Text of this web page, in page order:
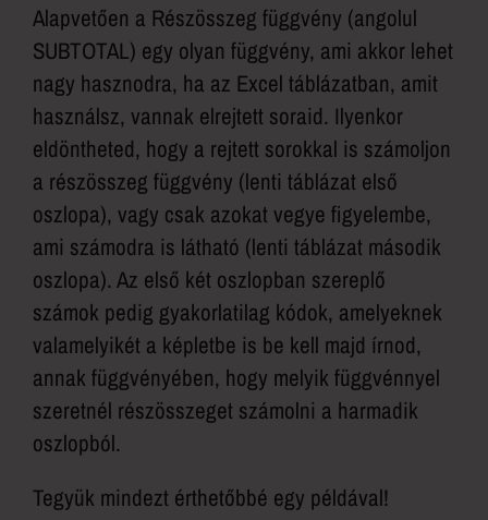
Alapvetően a Részösszeg függvény (angolul
SUBTOTAL) egy olyan függvény, ami akkor lehet
nagy hasznodra, ha az Excel táblázatban, amit
használsz, vannak elrejtett soraid. Ilyenkor
eldöntheted, hogy a rejtett sorokkal is számoljon
a részösszeg függvény (lenti táblázat első
oszlopa), vagy csak azokat vegye figyelembe,
ami számodra is látható (lenti táblázat második
oszlopa). Az első két oszlopban szereplő
számok pedig gyakorlatilag kódok, amelyeknek
valamelyikét a képletbe is be kell majd írnod,
annak függvényében, hogy melyik függvénnyel
szeretnél részösszeget számolni a harmadik
oszlopból.
Tegyük mindezt érthetőbbé egy példával!